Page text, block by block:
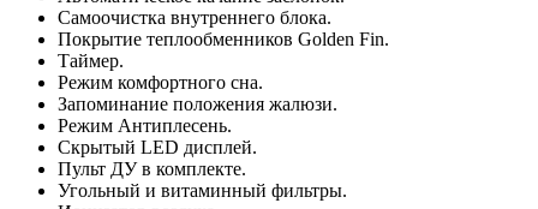
Самоочистка внутреннего блока.
Покрытие теплообменников Golden Fin.
Таймер.
Режим комфортного сна.
Запоминание положения жалюзи.
Режим Антиплесень.
Скрытый LED дисплей.
Пульт ДУ в комплекте.
Угольный и витаминный фильтры.